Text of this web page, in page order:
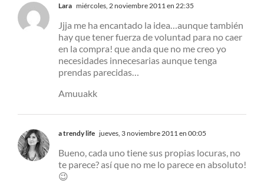
Lara miércoles, 2 noviembre 2011 en 22:35
Jjja me ha encantado la idea…aunque también
hay que tener fuerza de voluntad para no caer
en la compra! que anda que no me creo yo
necesidades innecesarias aunque tenga
prendas parecidas…
Amuuakk
a trendy life jueves, 3 noviembre 2011 en 00:05
Bueno, cada uno tiene sus propias locuras, no
te parece? así que no me lo parece en absoluto!
😉